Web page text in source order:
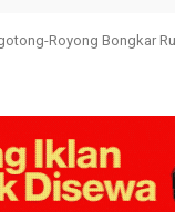
Royong Bongkar